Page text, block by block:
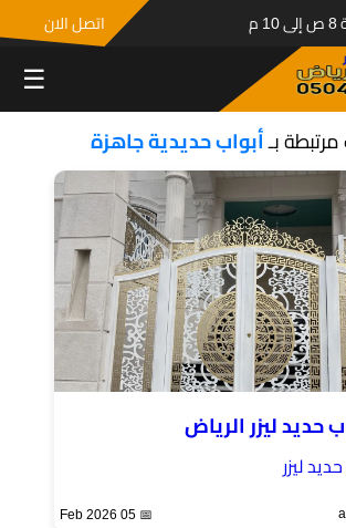
اتصل الان
☰
بـأبواب حديدية جاهزة
حديد ليزر الرياض
ليزر
📅 05 Feb 2026